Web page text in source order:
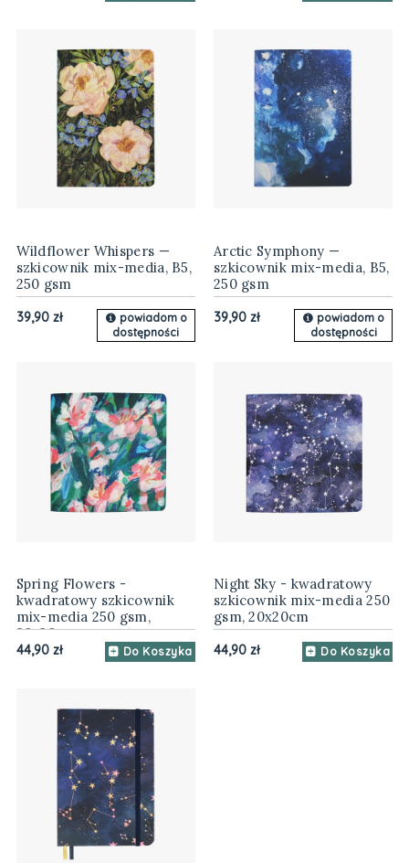
Wildflower Whispers —
szkicownik mix-media, B5,
250 gsm
39,90 zł
powiadom o
dostępności
Arctic Symphony —
szkicownik mix-media, B5,
250 gsm
39,90 zł
powiadom o
dostępności
Spring Flowers -
kwadratowy szkicownik
mix-media 250 gsm,
20x20cm
44,90 zł Do Koszyka
Night Sky - kwadratowy
szkicownik mix-media 250
gsm, 20x20cm
44,90 zł Do Koszyka